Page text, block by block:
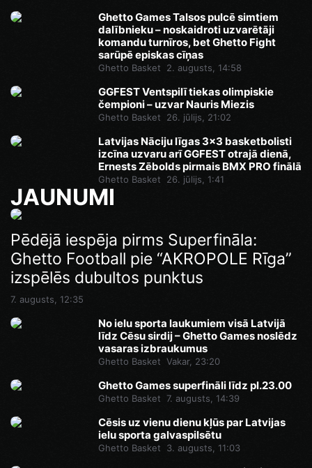
Ghetto Games Talsos pulcē simtiem
dalībnieku – noskaidroti uzvarētāji
komandu turnīros, bet Ghetto Fight
sarūpē episkas cīņas
Ghetto Basket 2. augusts, 14:58
GGFEST Ventspilī tiekas olimpiskie
čempioni – uzvar Nauris Miezis
Ghetto Basket 26. jūlijs, 21:02
Latvijas Nāciju līgas 3x3 basketbolisti
izcīna uzvaru arī GGFEST otrajā dienā,
Ernests Zēbolds pirmais BMX PRO finālā
Ghetto Basket 26. jūlijs, 1:41
JAUNUMI
Ghetto Games superfināli līdz pl.23.00
7. augusts, 14:46
Pēdējā iespēja pirms Superfināla:
Ghetto Football pie “AKROPOLE Rīga”
izspēlēs dubultos punktus
7. augusts, 12:35
No ielu sporta laukumiem visā Latvijā
līdz Cēsu sirdij – Ghetto Games noslēdz
vasaras izbraukumus
Ghetto Basket Vakar, 23:20
Ghetto Games superfināli līdz pl.23.00
Ghetto Basket 7. augusts, 14:39
Cēsis uz vienu dienu kļūs par Latvijas
ielu sporta galvaspilsētu
Ghetto Basket 3. augusts, 11:03